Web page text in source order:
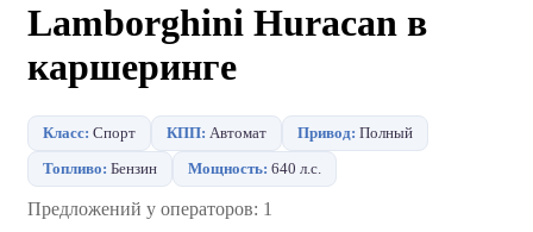
Lamborghini Huracan в
каршеринге
Класс: Спорт КПП: Автомат Привод: Полный
Топливо: Бензин Мощность: 640 л.с.
Предложений у операторов: 1